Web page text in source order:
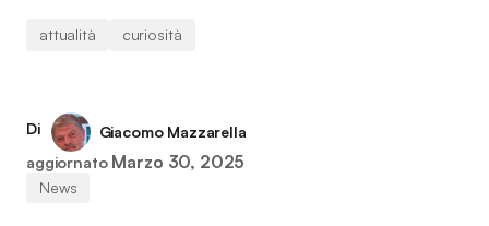
attualità curiosità
Di
Giacomo Mazzarella
aggiornato Marzo 30, 2025
News